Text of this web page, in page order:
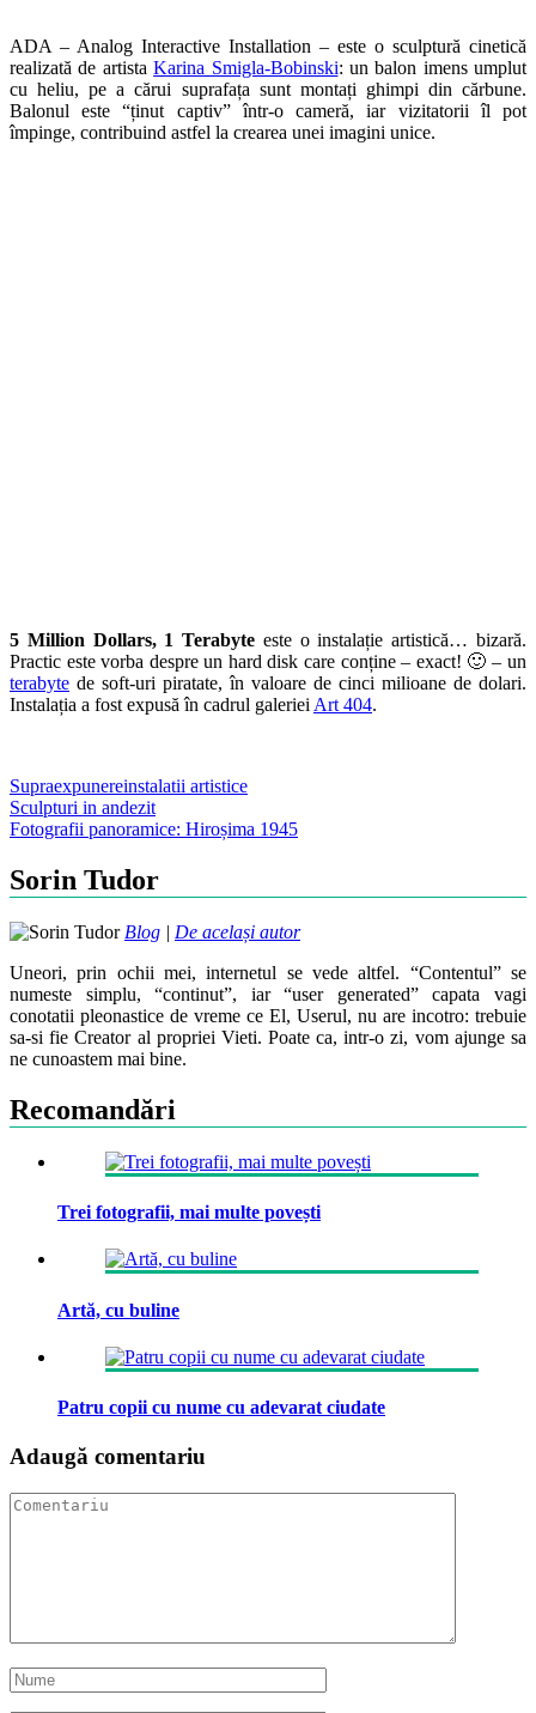
ADA – Analog Interactive Installation – este o sculptură cinetică
realizată de artistaKarina Smigla-Bobinski: un balon imens umplut
cu heliu, pe a cărui suprafața sunt montați ghimpi din cărbune.
Balonul este “ținut captiv” într-o cameră, iar vizitatorii îl pot
împinge, contribuind astfel la crearea unei imagini unice.
5 Million Dollars, 1 Terabyte este o instalație artistică… bizară.
Practic este vorba despre un hard disk care conține – exact! 🙂 – un
terabyte de soft-uri piratate, în valoare de cinci milioane de dolari.
Instalația a fost expusă în cadrul galeriei Art 404.
Supraexpunereinstalatii artistice
Post
navigation
Sculpturi in andezit
Fotografii panoramice: Hiroșima 1945
Sorin Tudor
Blog | De același autor
Uneori, prin ochii mei, internetul se vede altfel. “Contentul” se
numeste simplu, “continut”, iar “user generated” capata vagi
conotatii pleonastice de vreme ce El, Userul, nu are incotro: trebuie
sa-si fie Creator al propriei Vieti. Poate ca, intr-o zi, vom ajunge sa
ne cunoastem mai bine.
Recomandări
Trei fotografii, mai multe povești
Artă, cu buline
Patru copii cu nume cu adevarat ciudate
Adaugă comentariu